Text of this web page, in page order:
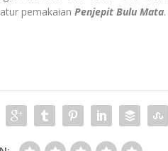
pemakaianPenjepit Bulu Mata.